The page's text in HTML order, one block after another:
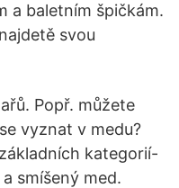
a baletním špičkám.
svou
Popř. můžete
vyznat v medu?
kategorií-
smíšený med.